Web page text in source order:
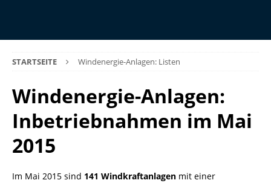
STARTSEITE Windenergie-Anlagen: Listen
Windenergie-Anlagen:
Inbetriebnahmen im Mai
2015
Im Mai 2015 sind 141 Windkraftanlagen mit einer